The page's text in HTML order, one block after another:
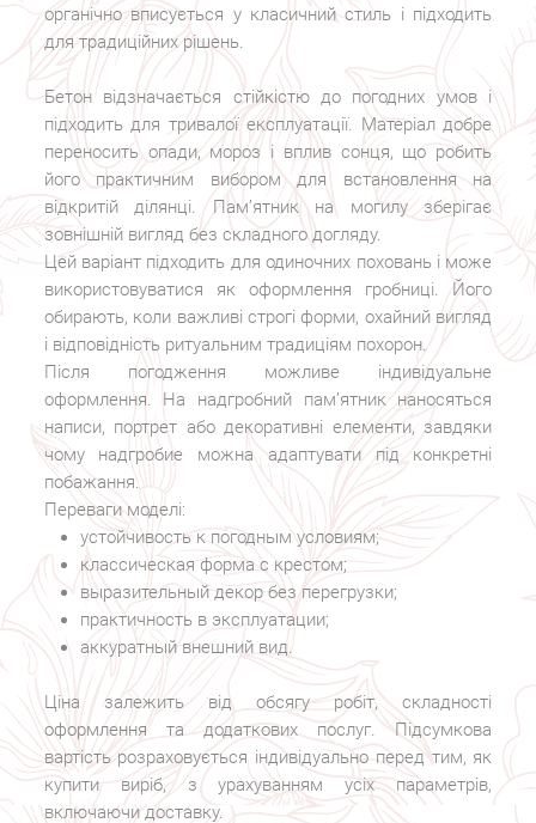
органічно вписується у класичний стиль і підходить
для традиційних рішень.
Бетон відзначається стійкістю до погодних умов і
підходить для тривалої експлуатації. Матеріал добре
переносить опади, мороз і вплив сонця, що робить
його практичним вибором для встановлення на
відкритій ділянці. Пам’ятник на могилу зберігає
зовнішній вигляд без складного догляду.
Цей варіант підходить для одиночних поховань і може
використовуватися як оформлення гробниці. Його
обирають, коли важливі строгі форми, охайний вигляд
і відповідність ритуальним традиціям похорон.
Після погодження можливе індивідуальне
оформлення. На надгробний пам’ятник наносяться
написи, портрет або декоративні елементи, завдяки
чому надгробие можна адаптувати під конкретні
побажання.
Переваги моделі:
устойчивость к погодным условиям;
классическая форма с крестом;
выразительный декор без перегрузки;
практичность в эксплуатации;
аккуратный внешний вид.
Ціна залежить від обсягу робіт, складності
оформлення та додаткових послуг. Підсумкова
вартість розраховується індивідуально перед тим, як
купити виріб, з урахуванням усіх параметрів,
включаючи доставку.